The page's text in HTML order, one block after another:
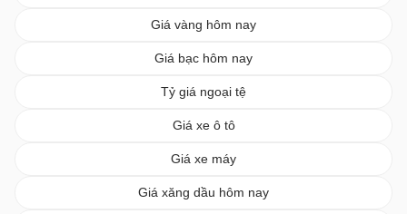
Giá vàng hôm nay
Giá bạc hôm nay
Tỷ giá ngoại tệ
Giá xe ô tô
Giá xe máy
Giá xăng dầu hôm nay